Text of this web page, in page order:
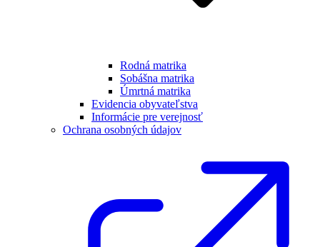
Rodná matrika
Sobášna matrika
Úmrtná matrika
Evidencia obyvateľstva
Informácie pre verejnosť
Ochrana osobných údajov